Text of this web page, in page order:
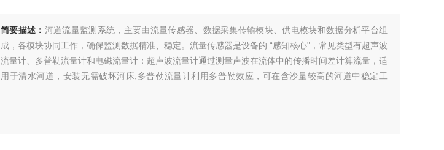
简要描述： 河道流量监测系统，主要由流量传感器、数据采集传输模块、供电模块和数据分析平台组
成，各模块协同工作，确保监测数据精准、稳定。流量传感器是设备的 “感知核心"，常见类型有超声波
流量计、多普勒流量计和电磁流量计：超声波流量计通过测量声波在流体中的传播时间差计算流量，适
用于清水河道，安装无需破坏河床;多普勒流量计利用多普勒效应，可在含沙量较高的河道中稳定工